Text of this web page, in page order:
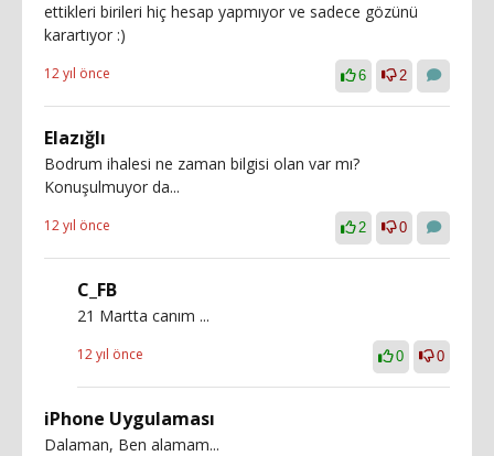
ettikleri birileri hiç hesap yapmıyor ve sadece gözünü
karartıyor :)
12 yıl önce 6 2
Elazığlı
Bodrum ihalesi ne zaman bilgisi olan var mı?
Konuşulmuyor da...
12 yıl önce 2 0
C_FB
21 Martta canım ...
12 yıl önce 0 0
iPhone Uygulaması
Dalaman, Ben alamam...